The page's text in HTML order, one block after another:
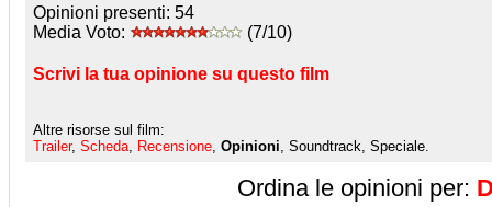
Opinioni presenti: 54
Media Voto:
(7/10)
Scrivi la tua opinione su questo film
Altre risorse sul film:
Trailer, Scheda Recensione Opinioni , Soundtrack, Speciale.
Ordina le opinioni per: